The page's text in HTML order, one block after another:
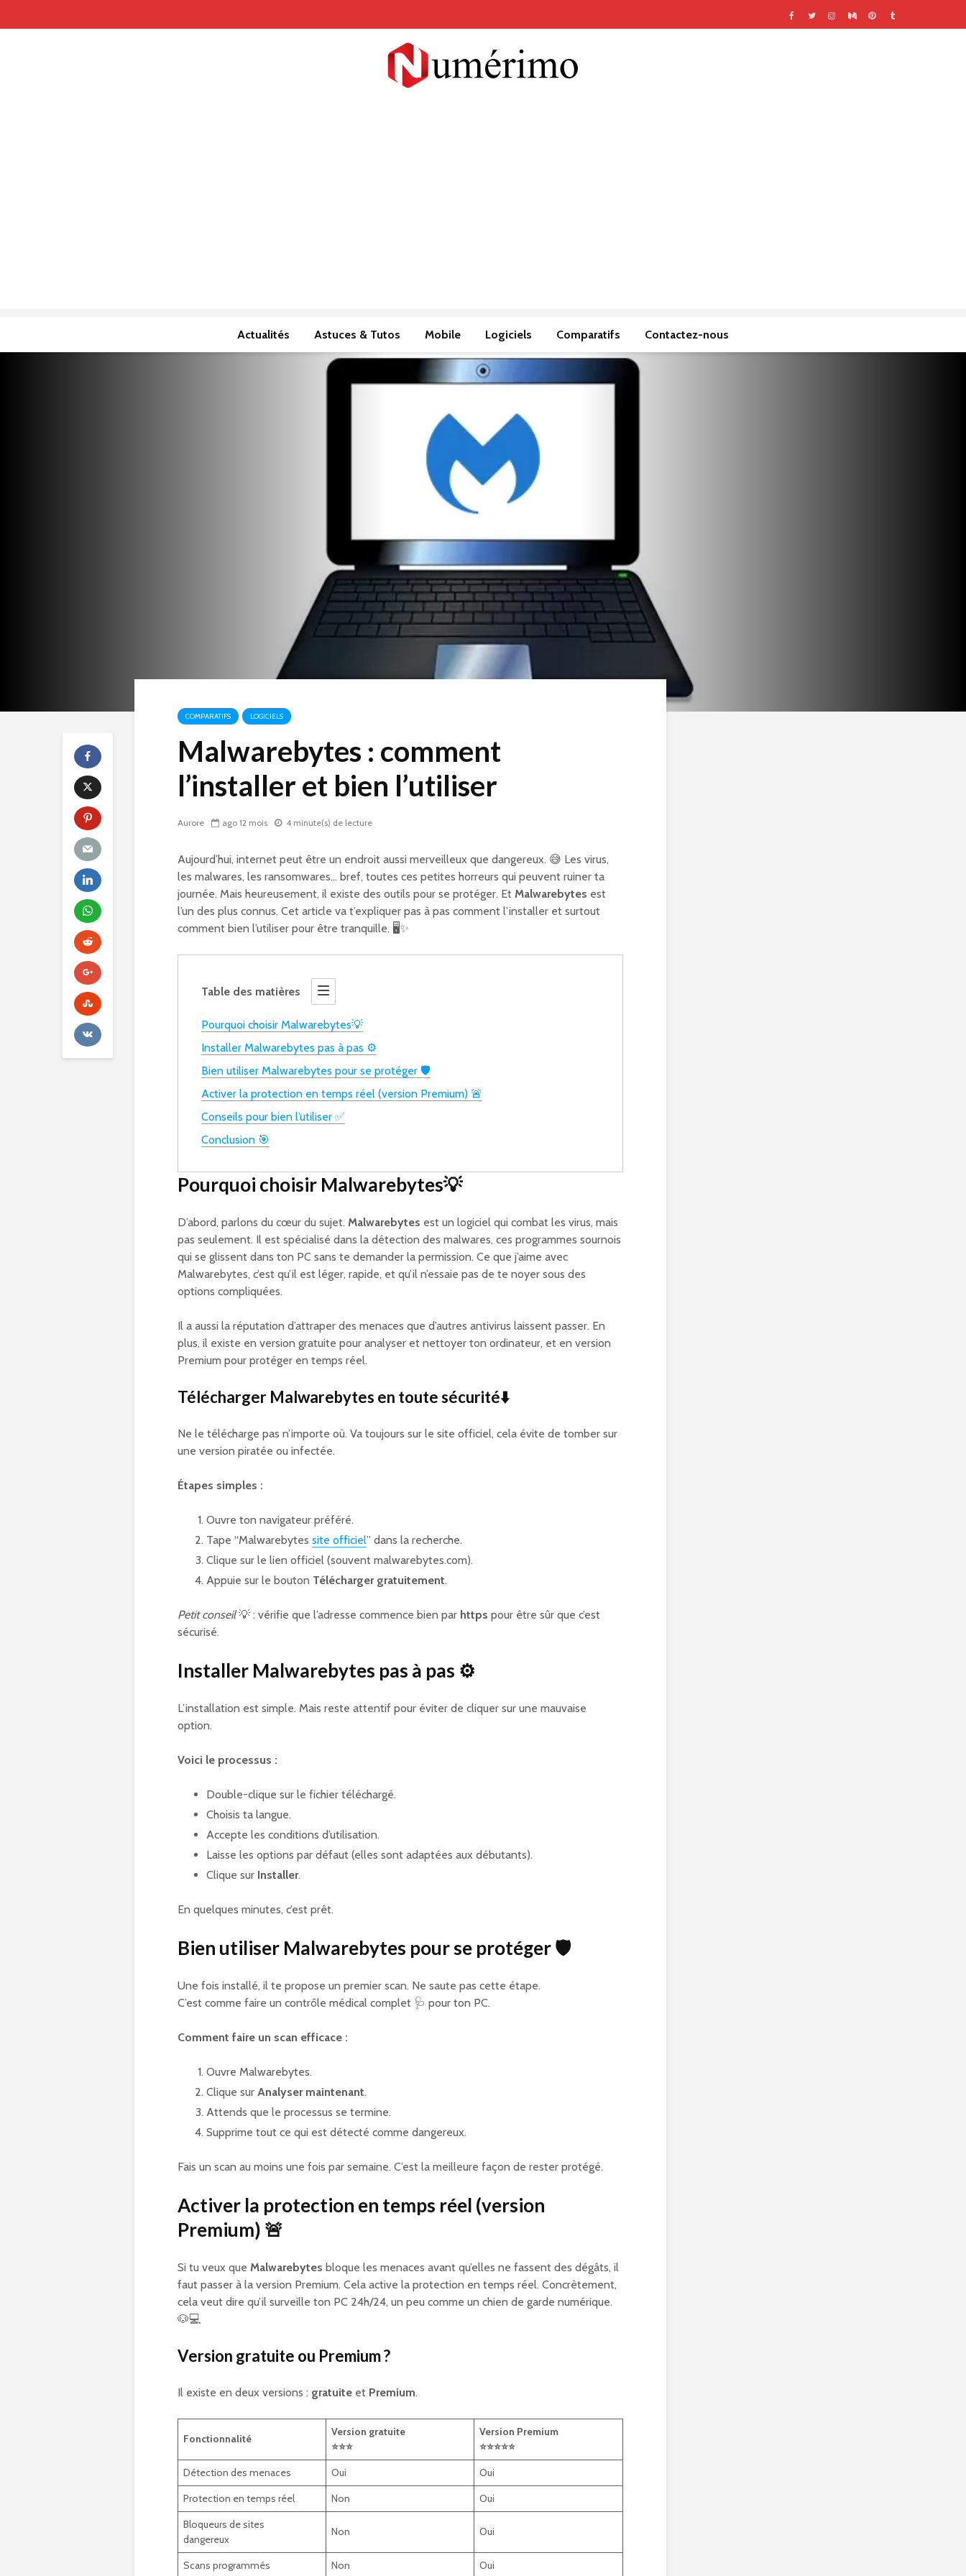
Actualités Astuces & Tutos Mobile Logiciels Comparatifs Contactez-nous
COMPARATIFS LOGICIELS
Malwarebytes : comment
l’installer et bien l’utiliser
Aurore ago 12 mois 4 minute(s) de lecture
Aujourd’hui, internet peut être un endroit aussi merveilleux que dangereux. 😅 Les virus,
les malwares, les ransomwares… bref, toutes ces petites horreurs qui peuvent ruiner ta
journée. Mais heureusement, il existe des outils pour se protéger. Et Malwarebytes est
l’un des plus connus. Cet article va t’expliquer pas à pas comment l’installer et surtout
comment bien l’utiliser pour être tranquille. 🖥️✨
Table des matières
Pourquoi choisir Malwarebytes💡
Installer Malwarebytes pas à pas ⚙️
Bien utiliser Malwarebytes pour se protéger 🛡️
Activer la protection en temps réel (version Premium) 🚨
Conseils pour bien l’utiliser ✅
Conclusion 🎯
Pourquoi choisir Malwarebytes💡
D’abord, parlons du cœur du sujet. Malwarebytes est un logiciel qui combat les virus, mais
pas seulement. Il est spécialisé dans la détection des malwares, ces programmes sournois
qui se glissent dans ton PC sans te demander la permission. Ce que j’aime avec
Malwarebytes, c’est qu’il est léger, rapide, et qu’il n’essaie pas de te noyer sous des
options compliquées.
Il a aussi la réputation d’attraper des menaces que d’autres antivirus laissent passer. En
plus, il existe en version gratuite pour analyser et nettoyer ton ordinateur, et en version
Premium pour protéger en temps réel.
Télécharger Malwarebytes en toute sécurité⬇️
Ne le télécharge pas n’importe où. Va toujours sur le site officiel, cela évite de tomber sur
une version piratée ou infectée.
Étapes simples :
Ouvre ton navigateur préféré.
Tape “Malwarebytes site officiel” dans la recherche.
Clique sur le lien officiel (souvent malwarebytes.com).
Appuie sur le bouton Télécharger gratuitement.
Petit conseil💡 : vérifie que l’adresse commence bien par https pour être sûr que c’est
sécurisé.
Installer Malwarebytes pas à pas ⚙️
L’installation est simple. Mais reste attentif pour éviter de cliquer sur une mauvaise
option.
Voici le processus :
Double-clique sur le fichier téléchargé.
Choisis ta langue.
Accepte les conditions d’utilisation.
Laisse les options par défaut (elles sont adaptées aux débutants).
Clique sur Installer.
En quelques minutes, c’est prêt.
Bien utiliser Malwarebytes pour se protéger 🛡️
Une fois installé, il te propose un premier scan. Ne saute pas cette étape.
C’est comme faire un contrôle médical complet 🩺 pour ton PC.
Comment faire un scan efficace :
Ouvre Malwarebytes.
Clique sur Analyser maintenant.
Attends que le processus se termine.
Supprime tout ce qui est détecté comme dangereux.
Fais un scan au moins une fois par semaine. C’est la meilleure façon de rester protégé.
Activer la protection en temps réel (version
Premium) 🚨
Si tu veux que Malwarebytes bloque les menaces avant qu’elles ne fassent des dégâts, il
faut passer à la version Premium. Cela active la protection en temps réel. Concrètement,
cela veut dire qu’il surveille ton PC 24h/24, un peu comme un chien de garde numérique.
🐶💻
Version gratuite ou Premium ?
Il existe en deux versions : gratuite et Premium.
Fonctionnalité
Version gratuite
⭐⭐⭐
Version Premium
⭐⭐⭐⭐⭐
Détection des menaces
Oui
Oui
Protection en temps réel
Non
Oui
Bloqueurs de sites
dangereux
Non Oui
Scans programmés Non Oui